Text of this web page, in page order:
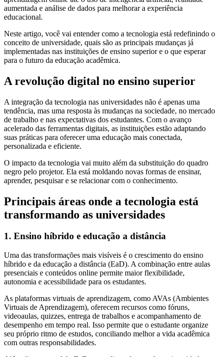
aumentada e análise de dados para melhorar a experiência
educacional.
Neste artigo, você vai entender como a tecnologia está redefinindo o
conceito de universidade, quais são as principais mudanças já
implementadas nas instituições de ensino superior e o que esperar
para o futuro da educação acadêmica.
A revolução digital no ensino superior
A integração da tecnologia nas universidades não é apenas uma
tendência, mas uma resposta às mudanças na sociedade, no mercado
de trabalho e nas expectativas dos estudantes. Com o avanço
acelerado das ferramentas digitais, as instituições estão adaptando
suas práticas para oferecer uma educação mais conectada,
personalizada e eficiente.
O impacto da tecnologia vai muito além da substituição do quadro
negro pelo projetor. Ela está moldando novas formas de ensinar,
aprender, pesquisar e se relacionar com o conhecimento.
Principais áreas onde a tecnologia está
transformando as universidades
1. Ensino híbrido e educação a distância
Uma das transformações mais visíveis é o crescimento do ensino
híbrido e da educação a distância (EaD). A combinação entre aulas
presenciais e conteúdos online permite maior flexibilidade,
autonomia e acessibilidade para os estudantes.
As plataformas virtuais de aprendizagem, como AVAs (Ambientes
Virtuais de Aprendizagem), oferecem recursos como fóruns,
videoaulas, quizzes, entrega de trabalhos e acompanhamento de
desempenho em tempo real. Isso permite que o estudante organize
seu próprio ritmo de estudos, conciliando melhor a vida acadêmica
com outras responsabilidades.